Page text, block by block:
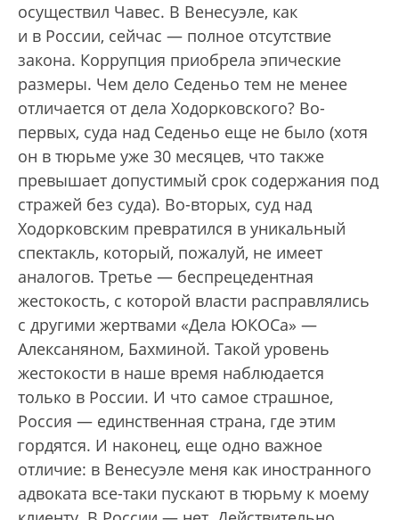
осуществил Чавес. В Венесуэле, как
и в России, сейчас — полное отсутствие
закона. Коррупция приобрела эпические
размеры. Чем дело Седеньо тем не менее
отличается от дела Ходорковского? Во-
первых, суда над Седеньо еще не было (хотя
он в тюрьме уже 30 месяцев, что также
превышает допустимый срок содержания под
стражей без суда). Во-вторых, суд над
Ходорковским превратился в уникальный
спектакль, который, пожалуй, не имеет
аналогов. Третье — беспрецедентная
жестокость, с которой власти расправлялись
с другими жертвами «Дела ЮКОСа» —
Алексаняном, Бахминой. Такой уровень
жестокости в наше время наблюдается
только в России. И что самое страшное,
Россия — единственная страна, где этим
гордятся. И наконец, еще одно важное
отличие: в Венесуэле меня как иностранного
адвоката все-таки пускают в тюрьму к моему